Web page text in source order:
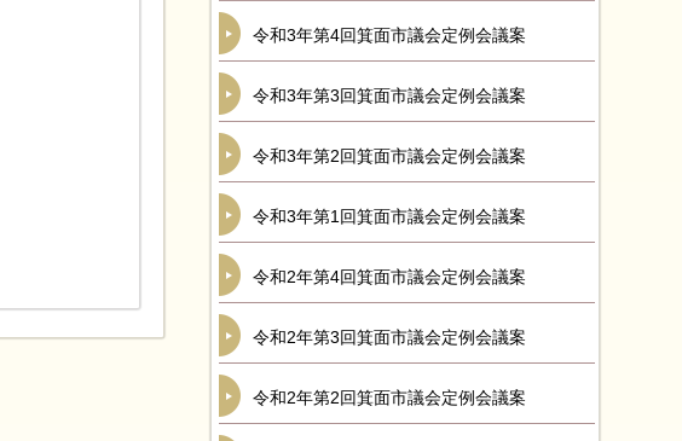
令和3年第4回箕面市議会定例会議案
令和3年第3回箕面市議会定例会議案
令和3年第2回箕面市議会定例会議案
令和3年第1回箕面市議会定例会議案
令和2年第4回箕面市議会定例会議案
令和2年第3回箕面市議会定例会議案
令和2年第2回箕面市議会定例会議案